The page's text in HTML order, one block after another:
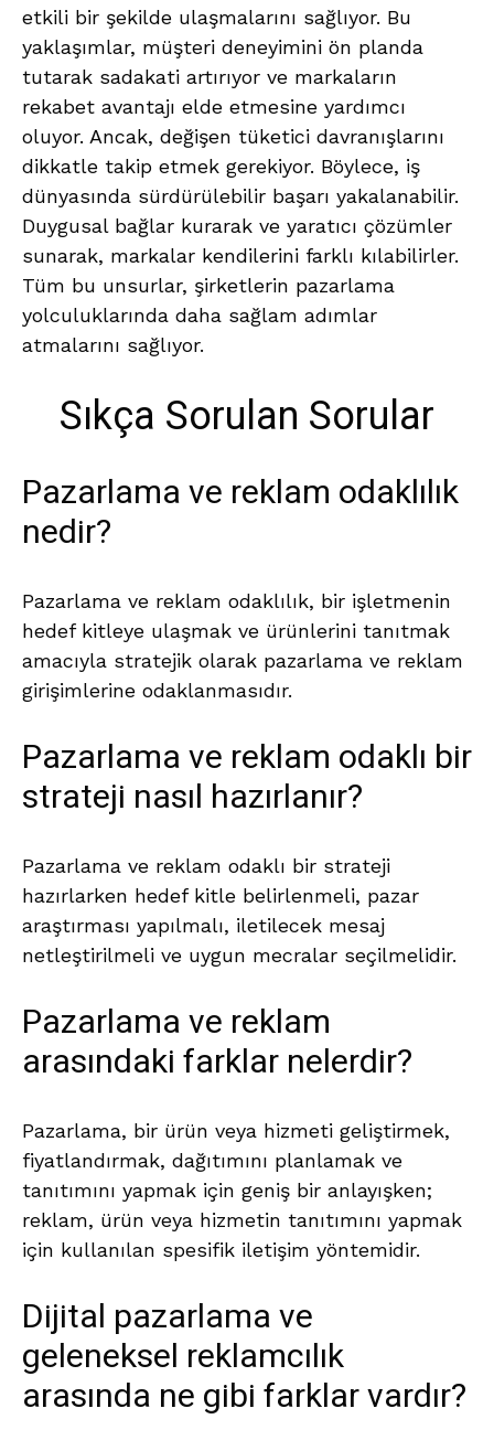
etkili bir şekilde ulaşmalarını sağlıyor. Bu
yaklaşımlar, müşteri deneyimini ön planda
tutarak sadakati artırıyor ve markaların
rekabet avantajı elde etmesine yardımcı
oluyor. Ancak, değişen tüketici davranışlarını
dikkatle takip etmek gerekiyor. Böylece, iş
dünyasında sürdürülebilir başarı yakalanabilir.
Duygusal bağlar kurarak ve yaratıcı çözümler
sunarak, markalar kendilerini farklı kılabilirler.
Tüm bu unsurlar, şirketlerin pazarlama
yolculuklarında daha sağlam adımlar
atmalarını sağlıyor.
Sıkça Sorulan Sorular
Pazarlama ve reklam odaklılık
nedir?
Pazarlama ve reklam odaklılık, bir işletmenin
hedef kitleye ulaşmak ve ürünlerini tanıtmak
amacıyla stratejik olarak pazarlama ve reklam
girişimlerine odaklanmasıdır.
Pazarlama ve reklam odaklı bir
strateji nasıl hazırlanır?
Pazarlama ve reklam odaklı bir strateji
hazırlarken hedef kitle belirlenmeli, pazar
araştırması yapılmalı, iletilecek mesaj
netleştirilmeli ve uygun mecralar seçilmelidir.
Pazarlama ve reklam
arasındaki farklar nelerdir?
Pazarlama, bir ürün veya hizmeti geliştirmek,
fiyatlandırmak, dağıtımını planlamak ve
tanıtımını yapmak için geniş bir anlayışken;
reklam, ürün veya hizmetin tanıtımını yapmak
için kullanılan spesifik iletişim yöntemidir.
Dijital pazarlama ve
geleneksel reklamcılık
arasında ne gibi farklar vardır?